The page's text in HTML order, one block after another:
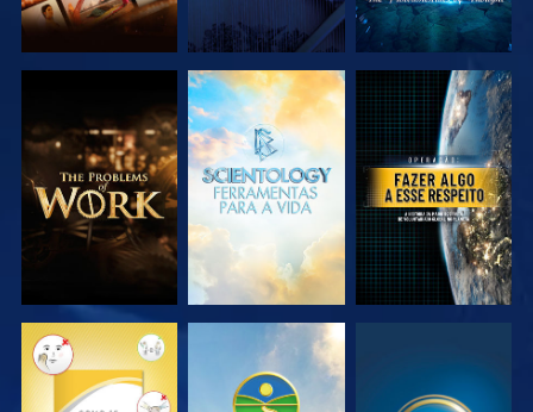
EXPLORAR A
SÉRIE
EXPLORAR A
SÉRIE
VER
VER VER VER